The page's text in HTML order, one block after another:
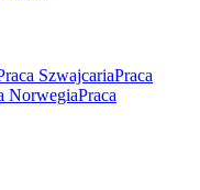
SzwajcariaPraca
NorwegiaPraca